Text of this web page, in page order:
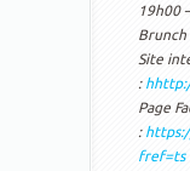
19h00
Brunch
Site
:
Page
:
fref=ts